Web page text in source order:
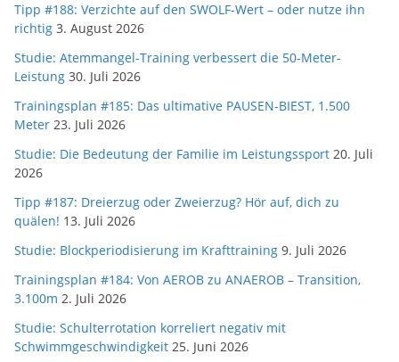
Tipp #188: Verzichte auf den SWOLF-Wert – oder nutze ihn
richtig 3. August 2026
Studie: Atemmangel-Training verbessert die 50-Meter-
Leistung 30. Juli 2026
Trainingsplan #185: Das ultimative PAUSEN-BIEST, 1.500
Meter 23. Juli 2026
Studie: Die Bedeutung der Familie im Leistungssport 20. Juli
2026
Tipp #187: Dreierzug oder Zweierzug? Hör auf, dich zu
quälen! 13. Juli 2026
Studie: Blockperiodisierung im Krafttraining 9. Juli 2026
Trainingsplan #184: Von AEROB zu ANAEROB – Transition,
3.100m 2. Juli 2026
Studie: Schulterrotation korreliert negativ mit
Schwimmgeschwindigkeit 25. Juni 2026